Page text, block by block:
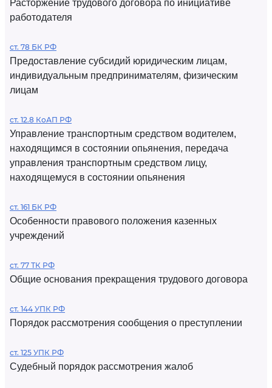
Расторжение трудового договора по инициативе
работодателя
ст. 78 БК РФ
Предоставление субсидий юридическим лицам,
индивидуальным предпринимателям, физическим
лицам
ст. 12.8 КоАП РФ
Управление транспортным средством водителем,
находящимся в состоянии опьянения, передача
управления транспортным средством лицу,
находящемуся в состоянии опьянения
ст. 161 БК РФ
Особенности правового положения казенных
учреждений
ст. 77 ТК РФ
Общие основания прекращения трудового договора
ст. 144 УПК РФ
Порядок рассмотрения сообщения о преступлении
ст. 125 УПК РФ
Судебный порядок рассмотрения жалоб